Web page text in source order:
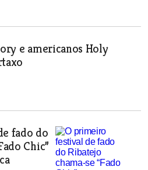
e americanos Holy
fado do
Chic”